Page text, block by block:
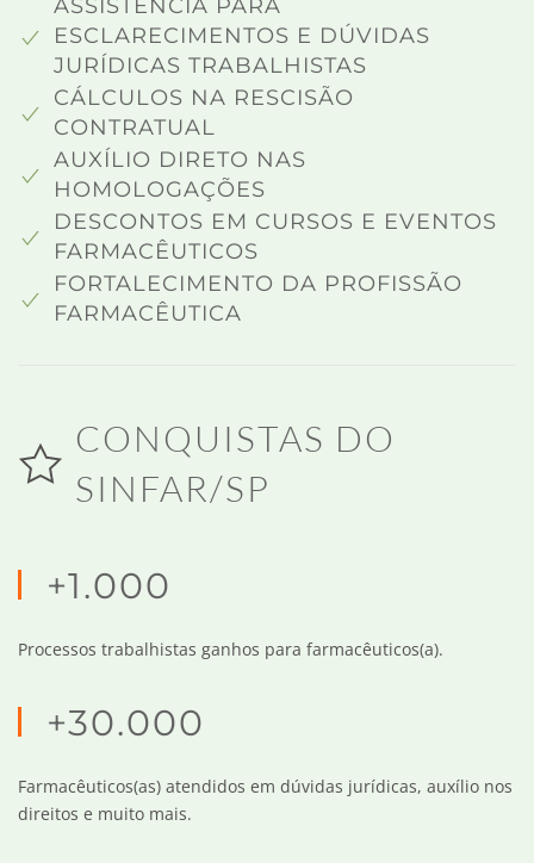
ASSISTÊNCIA PARA
ESCLARECIMENTOS E DÚVIDAS
JURÍDICAS TRABALHISTAS
CÁLCULOS NA RESCISÃO
CONTRATUAL
AUXÍLIO DIRETO NAS
HOMOLOGAÇÕES
DESCONTOS EM CURSOS E EVENTOS
FARMACÊUTICOS
FORTALECIMENTO DA PROFISSÃO
FARMACÊUTICA
CONQUISTAS DO
SINFAR/SP
+1.000
Processos trabalhistas ganhos para farmacêuticos(a).
+30.000
Farmacêuticos(as) atendidos em dúvidas jurídicas, auxílio nos
direitos e muito mais.